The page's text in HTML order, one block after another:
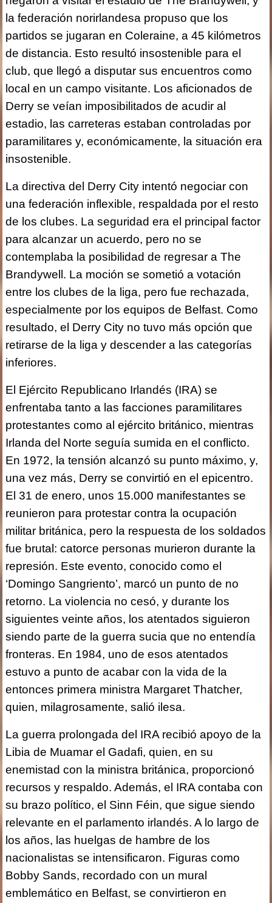
la federación norirlandesa propuso que los
partidos se jugaran en Coleraine, a 45 kilómetros
de distancia. Esto resultó insostenible para el
club, que llegó a disputar sus encuentros como
local en un campo visitante. Los aficionados de
Derry se veían imposibilitados de acudir al
estadio, las carreteras estaban controladas por
paramilitares y, económicamente, la situación era
insostenible.
La directiva del Derry City intentó negociar con
una federación inflexible, respaldada por el resto
de los clubes. La seguridad era el principal factor
para alcanzar un acuerdo, pero no se
contemplaba la posibilidad de regresar a The
Brandywell. La moción se sometió a votación
entre los clubes de la liga, pero fue rechazada,
especialmente por los equipos de Belfast. Como
resultado, el Derry City no tuvo más opción que
retirarse de la liga y descender a las categorías
inferiores.
El Ejército Republicano Irlandés (IRA) se
enfrentaba tanto a las facciones paramilitares
protestantes como al ejército británico, mientras
Irlanda del Norte seguía sumida en el conflicto.
En 1972, la tensión alcanzó su punto máximo, y,
una vez más, Derry se convirtió en el epicentro.
El 31 de enero, unos 15.000 manifestantes se
reunieron para protestar contra la ocupación
militar británica, pero la respuesta de los soldados
fue brutal: catorce personas murieron durante la
represión. Este evento, conocido como el
‘Domingo Sangriento’, marcó un punto de no
retorno. La violencia no cesó, y durante los
siguientes veinte años, los atentados siguieron
siendo parte de la guerra sucia que no entendía
fronteras. En 1984, uno de esos atentados
estuvo a punto de acabar con la vida de la
entonces primera ministra Margaret Thatcher,
quien, milagrosamente, salió ilesa.
La guerra prolongada del IRA recibió apoyo de la
Libia de Muamar el Gadafi, quien, en su
enemistad con la ministra británica, proporcionó
recursos y respaldo. Además, el IRA contaba con
su brazo político, el Sinn Féin, que sigue siendo
relevante en el parlamento irlandés. A lo largo de
los años, las huelgas de hambre de los
nacionalistas se intensificaron. Figuras como
Bobby Sands, recordado con un mural
emblemático en Belfast, se convirtieron en